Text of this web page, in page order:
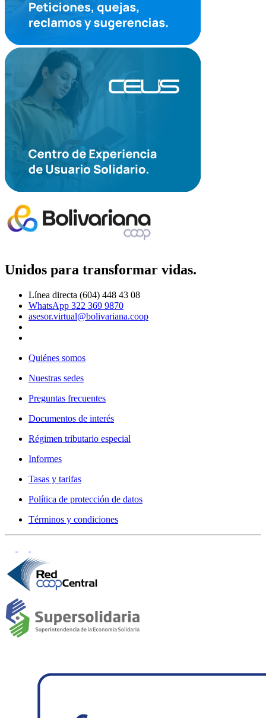
Unidos para transformar vidas.
Línea directa (604) 448 43 08
WhatsApp 322 369 9870
asesor.virtual@bolivariana.coop
Quiénes somos
Nuestras sedes
Preguntas frecuentes
Documentos de interés
Régimen tributario especial
Informes
Tasas y tarifas
Política de protección de datos
Términos y condiciones